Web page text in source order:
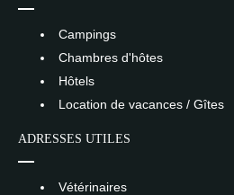
Campings
Chambres d'hôtes
Hôtels
Location de vacances / Gîtes
ADRESSES UTILES
Vétérinaires